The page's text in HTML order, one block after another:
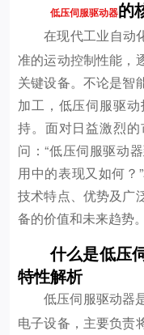
低压伺服驱动器的
在现代工业自动
准的运动控制性能，
关键设备。不论是智
加工，低压伺服驱
持。面对日益激烈
问：“低压伺服驱动
用中的表现又如何？
技术特点、优势及广
备的价值和未来趋势。
什么是低压
特性解析
低压伺服驱动器
电子设备，主要负责